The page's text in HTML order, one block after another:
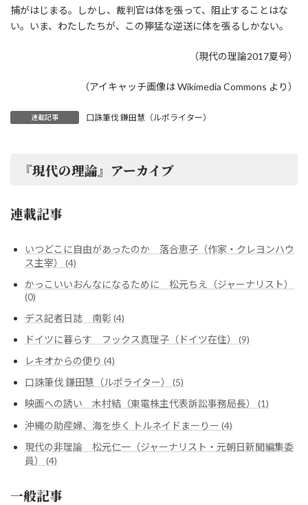
捕がはじまる。しかし、裁判官は体を張って、阻止することはな
い。いま、わたしたちが、この獰猛な逆送に体を張るしかない。
（現代の理論2017夏号）
（アイキャッチ画像は Wikimedia Commons より）
連載記事 口誅筆伐 鎌田慧（ルポライター）
『現代の理論』アーカイブ
連載記事
いつどこに自由があったのか 落合恵子（作家・クレヨンハウ
ス主宰） (4)
かっこいいおんなになるために 松元ちえ（ジャーナリスト）
(0)
デス記者日誌 南彰 (4)
ドイツに暮らす フックス真理子（ドイツ在住） (9)
レキオからの便り (4)
口誅筆伐 鎌田慧（ルポライター） (5)
映画への誘い 木村結（東電株主代表訴訟事務局長） (1)
沖縄の助産婦、海を歩く トルネイドまーりー (4)
現代の非理論 松元仁一（ジャーナリスト・元朝日新聞編集委
員） (4)
一般記事